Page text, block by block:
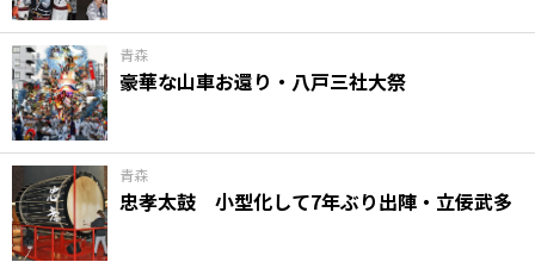
青森
豪華な山車お還り・八戸三社大祭
青森
忠孝太鼓 小型化して7年ぶり出陣・立佞武多